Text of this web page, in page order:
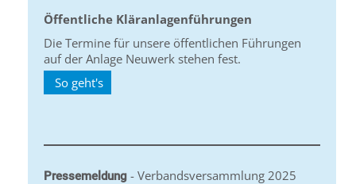
Öffentliche Kläranlagenführungen
Die Termine für unsere öffentlichen Führungen
auf der Anlage Neuwerk stehen fest.
So geht's
Pressemeldung - Verbandsversammlung 2025